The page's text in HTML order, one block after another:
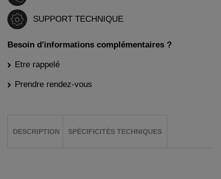
SUPPORT TECHNIQUE
Besoin d'informations complémentaires ?
Etre rappelé
Prendre rendez-vous
DESCRIPTION SPÉCIFICITÉS TECHNIQUES